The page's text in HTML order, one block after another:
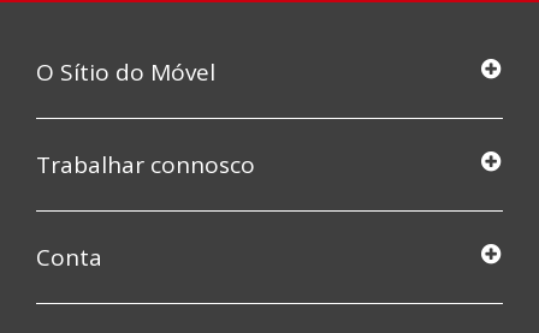
O Sítio do Móvel
Trabalhar connosco
Conta